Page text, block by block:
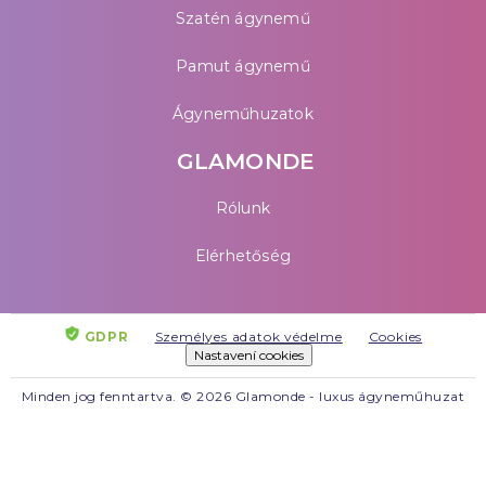
Szatén ágynemű
Pamut ágynemű
Ágyneműhuzatok
GLAMONDE
Rólunk
Elérhetőség
GDPR Személyes adatok védelme
Cookies
Nastavení cookies
Minden jog fenntartva. © 2026 Glamonde - luxus ágyneműhuzat